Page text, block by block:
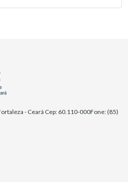
- Ceará Cep: 60.110-000Fone: (85)